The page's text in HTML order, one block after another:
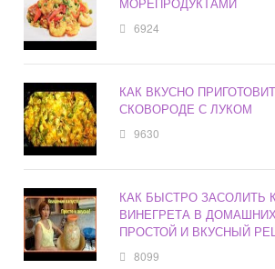
6924
КАК ВКУСНО
СКОВОРОДЕ С ЛУКОМ
9630
КАК БЫСТРО ЗАСОЛИТЬ
ВИНЕГРЕТА В
ПРОСТОЙ И ВКУСНЫЙ
8099